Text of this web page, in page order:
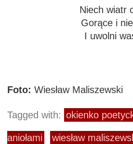
Niech wiatr
Gorące i
I uwolni
Tomik
Foto: Wiesław Maliszewski
Tagged with: okienko
aniołami wiesław